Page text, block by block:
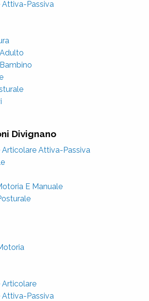
Passiva
Divignano
Attiva-Passiva
E Manuale
Passiva